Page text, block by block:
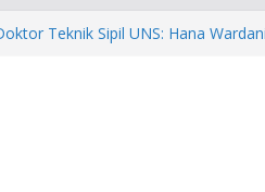
Murid TK di Karanganyar
Award, Ahmad Luthfi Dinilai
untuk Jateng
Taj Yasin Minta Optimalkan